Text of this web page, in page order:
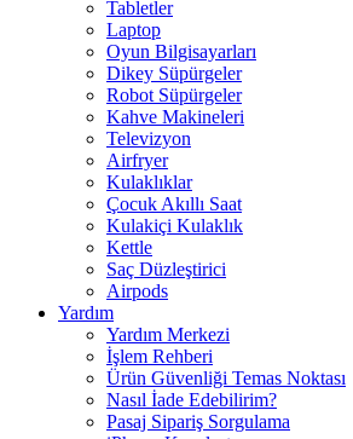
Tabletler
Laptop
Oyun Bilgisayarları
Dikey Süpürgeler
Robot Süpürgeler
Kahve Makineleri
Televizyon
Airfryer
Kulaklıklar
Çocuk Akıllı Saat
Kulakiçi Kulaklık
Kettle
Saç Düzleştirici
Airpods
Yardım
Yardım Merkezi
İşlem Rehberi
Ürün Güvenliği Temas Noktası
Nasıl İade Edebilirim?
Pasaj Sipariş Sorgulama